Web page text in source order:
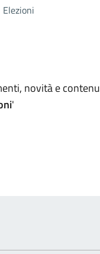
Elezioni
novità e
'